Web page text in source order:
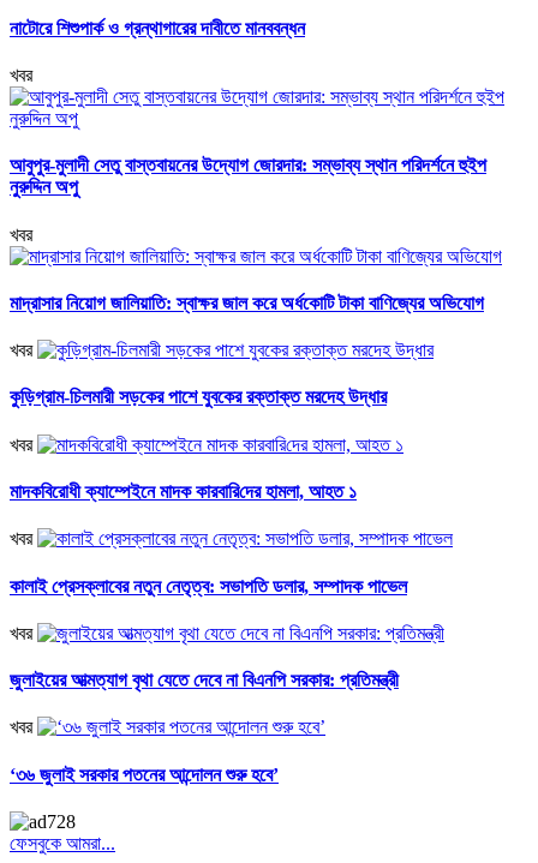
নাটোরে শিশুপার্ক ও গ্রন্থাগারের দাবীতে মানববন্ধন
খবর
আবুপুর-মুলাদী সেতু বাস্তবায়নের উদ্যোগ জোরদার: সম্ভাব্য স্থান পরিদর্শনে হুইপ
নুরুদ্দিন অপু
খবর
মাদ্রাসার নিয়োগ জালিয়াতি: স্বাক্ষর জাল করে অর্ধকোটি টাকা বাণিজ্যের অভিযোগ
খবর
কুড়িগ্রাম-চিলমারী সড়কের পাশে যুবকের রক্তাক্ত মরদেহ উদ্ধার
খবর
মাদকবিরোধী ক্যাম্পেইনে মাদক কারবা‌রি‌দের হামলা, আহত ১
খবর
কালাই প্রেসক্লাবের নতুন নেতৃত্ব: সভাপতি ডলার, সম্পাদক পাভেল
খবর
জুলাইয়ের আত্মত্যাগ বৃথা যেতে দেবে না বিএনপি সরকার: প্রতিমন্ত্রী
খবর
‘৩৬ জুলাই সরকার পতনের আন্দোলন শুরু হবে’
ফেসবুকে আমরা...